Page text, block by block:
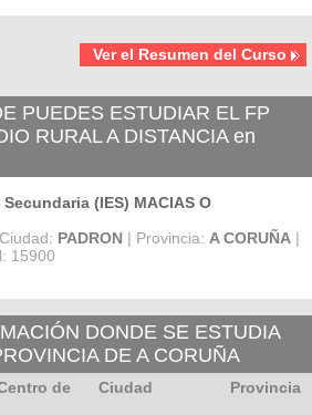
Ver el Resumen del Curso
PUEDES ESTUDIAR EL FP
RURAL A DISTANCIA en
(IES) MACIAS O
PADRON | Provincia: A CORUÑA |
15900
DONDE SE ESTUDIA
DE A CORUÑA
de
Ciudad Provincia